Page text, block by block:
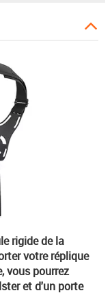
rigide de la
votre réplique
vous pourrez
et d'un porte